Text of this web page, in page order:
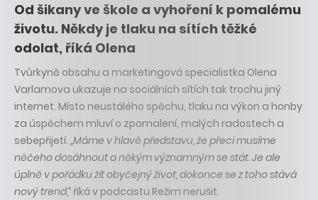
Od šikany ve škole a vyhoření k pomalému
životu. Někdy je tlaku na sítích těžké
odolat, říká Olena
Tvůrkyně obsahu a marketingová specialistka Olena
Varlamova ukazuje na sociálních sítích tak trochu jiný
internet. Místo neustálého spěchu, tlaku na výkon a honby
za úspěchem mluví o zpomalení, malých radostech a
sebepřijetí. „Máme v hlavě představu, že přeci musíme
něčeho dosáhnout a někým významným se stát. Je ale
úplně v pořádku žít obyčejný život, dokonce se z toho stává
nový trend,“ říká v podcastu Režim nerušit.